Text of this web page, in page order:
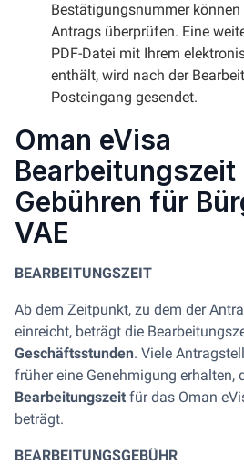
Bestätigungsnummer
Antrags überprüfen. Eine
PDF-Datei mit Ihrem
enthält, wird nach der
Posteingang gesendet.
Oman eVisa
Bearbeitungszeit
Gebühren für
VAE
BEARBEITUNGSZEIT
Ab dem Zeitpunkt, zu dem der
einreicht, beträgt die
Geschäftsstunden. Viele
früher eine Genehmigung erhalten,
Bearbeitungszeit für das Oman
beträgt.
BEARBEITUNGSGEBÜHR